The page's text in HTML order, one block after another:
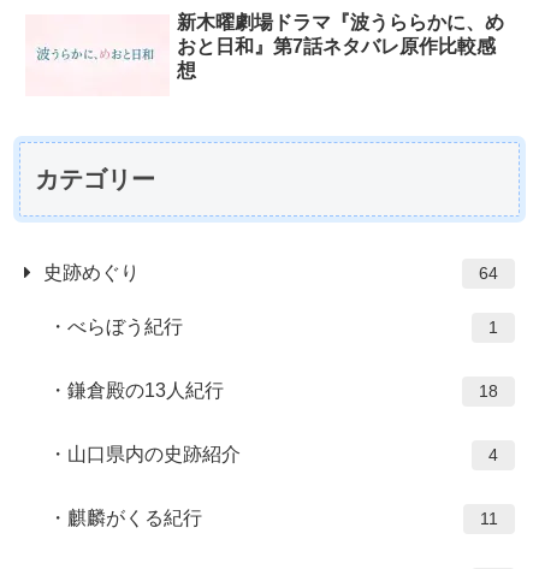
新木曜劇場ドラマ『波うららかに、め
おと日和』第7話ネタバレ原作比較感
想
カテゴリー
史跡めぐり 64
べらぼう紀行 1
鎌倉殿の13人紀行 18
山口県内の史跡紹介 4
麒麟がくる紀行 11